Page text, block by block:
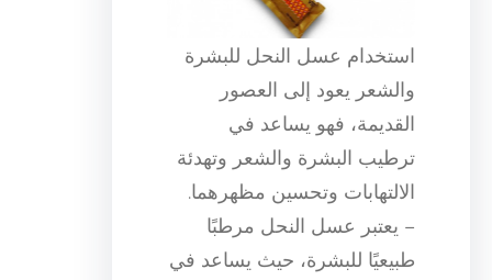
استخدام عسل النحل للبشرة
والشعر يعود إلى العصور
القديمة، فهو يساعد في
ترطيب البشرة والشعر وتهدئة
الالتهابات وتحسين مظهرهما.
– يعتبر عسل النحل مرطبًا
طبيعيًا للبشرة، حيث يساعد في